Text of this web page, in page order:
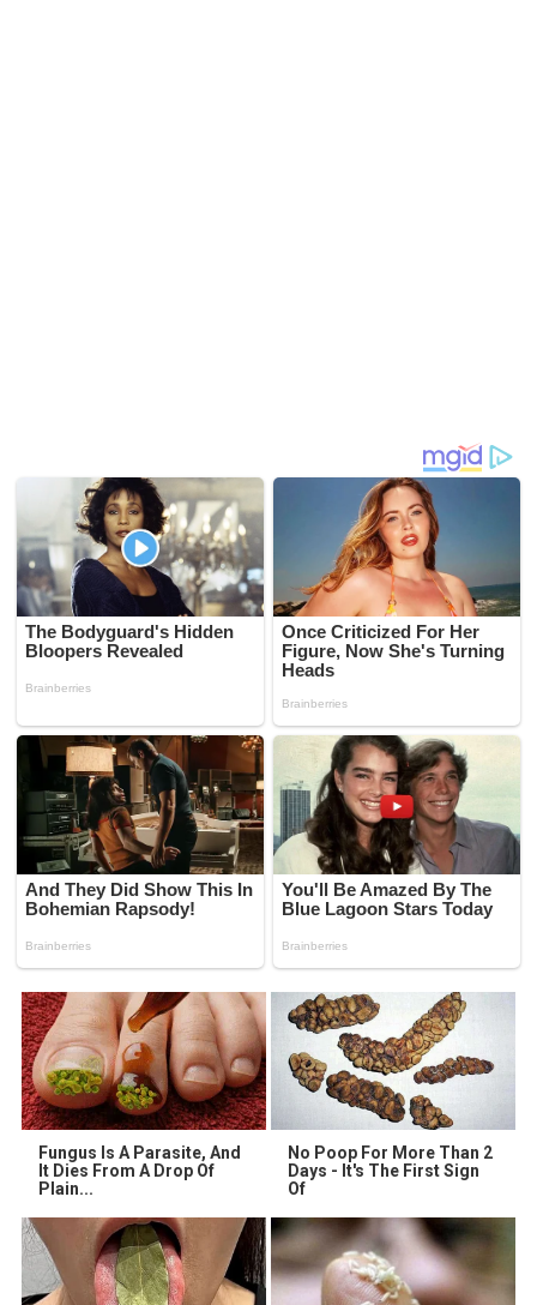
Fungus Is A Parasite, And
It Dies From A Drop Of
Plain...
No Poop For More Than 2
Days - It's The First Sign
Of